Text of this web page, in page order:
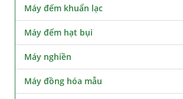
Máy đếm khuẩn lạc
Máy đếm hạt bụi
Máy nghiền
Máy đồng hóa mẫu